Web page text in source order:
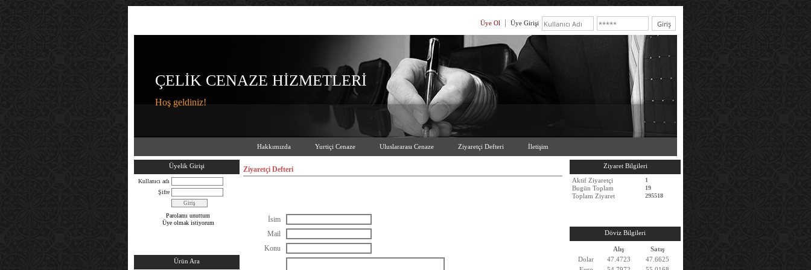
Üye Ol Üye Girişi
ÇELİK CENAZE HİZMETLERİ
Hoş geldiniz!
Hakkımızda Yurtiçi Cenaze Uluslararası Cenaze Ziyaretçi Defteri İletişim
Üyelik Girişi
Kullanıcı adı
Şifre
Parolamı unuttum
Üye olmak istiyorum
Ürün Ara
Ziyaretçi Defteri
İsim
Mail
Konu
Ziyaret Bilgileri
Aktif Ziyaretçi
1
Bugün Toplam 19
Toplam Ziyaret 295518
Döviz Bilgileri
Alış
Satış
Dolar
47.4723
47.6625